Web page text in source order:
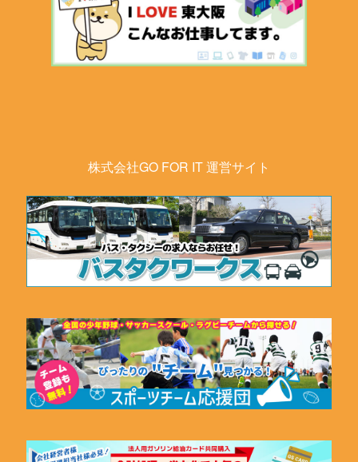
株式会社GO FOR IT 運営サイト